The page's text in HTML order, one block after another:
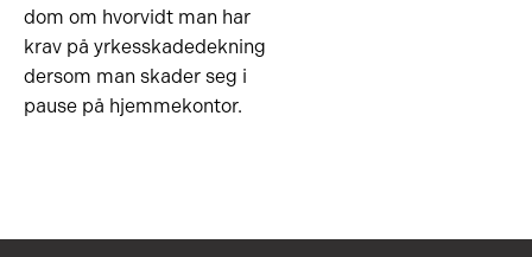
dom om hvorvidt man har
krav på yrkesskadedekning
dersom man skader seg i
pause på hjemmekontor.